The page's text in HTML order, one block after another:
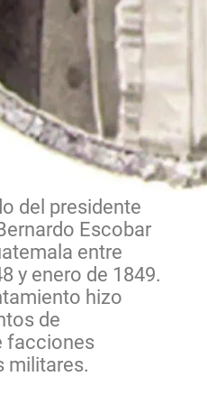
del presidente
Escobar
entre
y enero de 1849.
hizo
de
facciones
militares.